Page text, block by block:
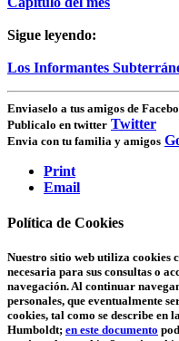
Sigue leyendo:
Los Informantes
Enviaselo a tus amigos de
Publicalo en twitter Twitter
Envia con tu familia y amigos
Print
Email
Política de Cookies
Nuestro sitio web utiliza
necesaria para sus consultas o
navegación. Al continuar
personales, que eventualmente
cookies, tal como se describe
Humboldt; en este documento